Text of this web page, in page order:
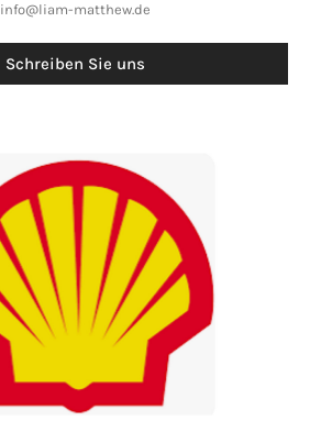
info@liam-matthew.de
Schreiben Sie uns